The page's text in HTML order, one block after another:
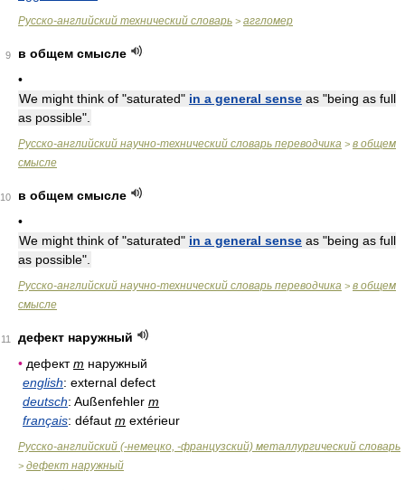
Русско-английский технический словарь > аггломер
9
в общем смысле
•
We might think of "saturated" in a general sense as "being as full
as possible".
Русско-английский научно-технический словарь переводчика > в общем
смысле
10
в общем смысле
•
We might think of "saturated" in a general sense as "being as full
as possible".
Русско-английский научно-технический словарь переводчика > в общем
смысле
11
дефект наружный
• дефектm наружный
english: external defect
deutsch: Außenfehler m
français: défaut m extérieur
Русско-английский (-немецко, -французский) металлургический словарь
> дефект наружный